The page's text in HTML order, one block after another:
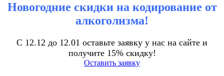
Новогодние скидки на кодирование от
алкоголизма!
С 12.12 до 12.01 оставьте заявку у нас на сайте и
получите 15% скидку!
Оставить заявку